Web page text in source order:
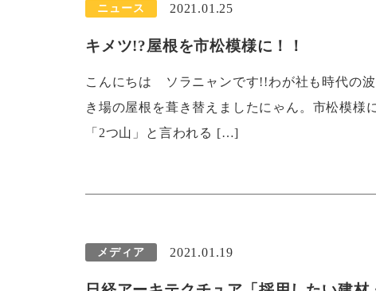
ニュース 2021.01.25
キメツ!?屋根を市松模様に！！
こんにちは ソラニャンです!!わが社も時代の
き場の屋根を葺き替えましたにゃん。市松模様
「2つ山」と言われる […]
メディア 2021.01.19